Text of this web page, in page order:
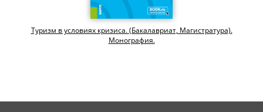
Туризм в условиях кризиса. (Бакалавриат, Магистратура).
Монография.